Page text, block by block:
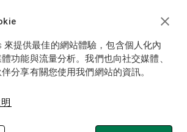
生態學
天文
提供最佳的網站體驗，包含個人化內
功能與流量分析。我們也向社交媒體、
分享有關您使用我們網站的資訊。